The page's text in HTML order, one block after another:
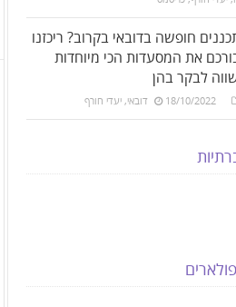
חופשה בדובאי בקרוב? ריכזנו
את המסעדות הכי מיוחדות
לבקר בהן
18/10/2022 דובאי,יעדי חורף